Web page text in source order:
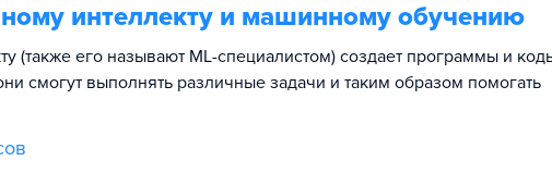
интеллекту и машинному обучению
(также его называют ML-специалистом) создает программы и
смогут выполнять различные задачи и таким образом помогать